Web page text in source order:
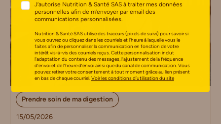
Prendre soin de ma digestion
15/05/2026
J’autorise Nutrition & Santé SAS à traiter mes données
personnelles afin de m’envoyer par email des
communications personnalisées.
Nutrition & Santé SAS utilise des traceurs (pixels de suivi) pour savoir si
vous ouvrez ou cliquez dans les courriels et l’heure à laquelle vous le
faites afin de personnaliser la communication en fonction de votre
intérêt vis-à-vis des courriels reçus. Cette personnalisation inclut
l’adaptation du contenu des messages, l’ajustement de la fréquence
d’envoi et de l’heure d’envoi ainsi que du canal de communication. Vous
pouvez retirer votre consentement à tout moment grâce au lien présent
en bas de chaque courriel.Voir les conditions d’utilisation du site